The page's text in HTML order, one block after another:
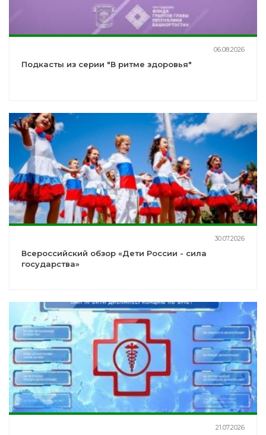
06.08.2026
Подкасты из серии "В ритме здоровья"
30.07.2026
Всероссийский обзор «Дети России - сила
государства»
21.07.2026